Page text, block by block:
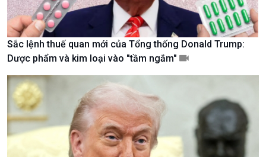
Văn hoá & Du lịch
Tin Văn hoá & Du lịch
Multimedia
Ảnh
Sắc lệnh thuế quan mới của Tổng thống Donald Trump:
Dược phẩm và kim loại vào "tầm ngắm"